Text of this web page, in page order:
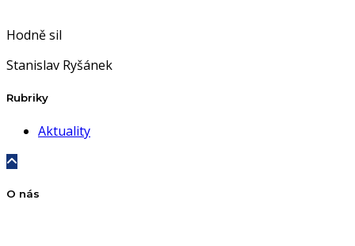
Hodně sil
Stanislav Ryšánek
Rubriky
Aktuality
O nás